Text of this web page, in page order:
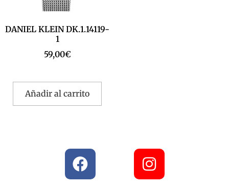
DANIEL KLEIN DK.1.14119-
1
59,00€
Añadir al carrito